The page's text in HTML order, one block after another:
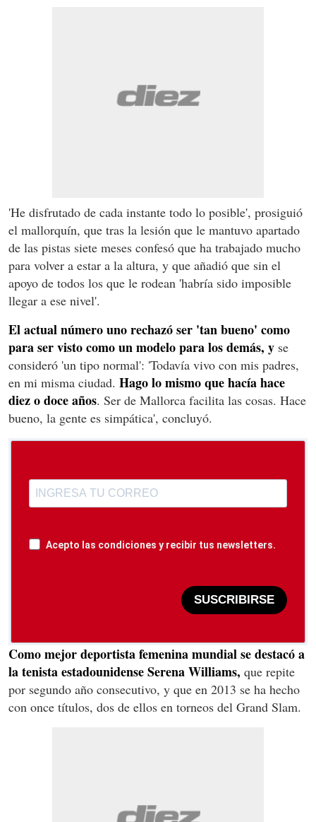
'He disfrutado de cada instante todo lo posible', prosiguió
el mallorquín, que tras la lesión que le mantuvo apartado
de las pistas siete meses confesó que ha trabajado mucho
para volver a estar a la altura, y que añadió que sin el
apoyo de todos los que le rodean 'habría sido imposible
llegar a ese nivel'.
El actual número uno rechazó ser 'tan bueno' como
para ser visto como un modelo para los demás, y se
consideró 'un tipo normal': 'Todavía vivo con mis padres,
en mi misma ciudad. Hago lo mismo que hacía hace
diez o doce años. Ser de Mallorca facilita las cosas. Hace
bueno, la gente es simpática', concluyó.
Acepto las condiciones y recibir tus newsletters.
SUSCRIBIRSE
Como mejor deportista femenina mundial se destacó a
la tenista estadounidense Serena Williams, que repite
por segundo año consecutivo, y que en 2013 se ha hecho
con once títulos, dos de ellos en torneos del Grand Slam.